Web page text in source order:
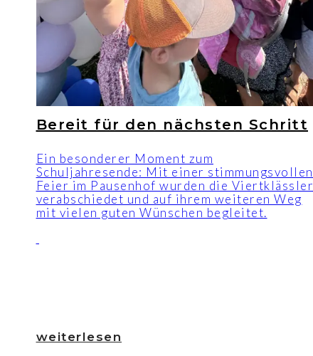
Bereit für den nächsten Schritt
Ein besonderer Moment zum
Schuljahresende: Mit einer stimmungsvollen
Feier im Pausenhof wurden die Viertklässler
verabschiedet und auf ihrem weiteren Weg
mit vielen guten Wünschen begleitet.
weiterlesen